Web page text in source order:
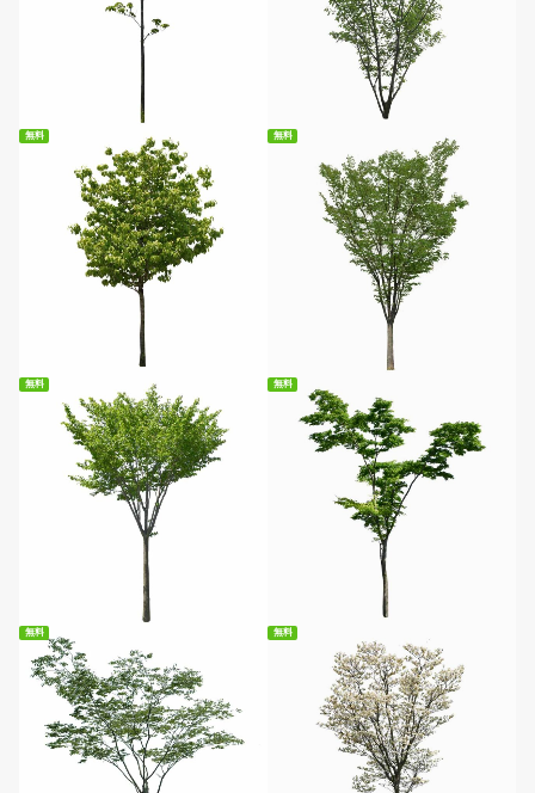
無料ダウンロード
無料
無料ダウンロード
無料
無料ダウンロード
無料
無料ダウンロード
無料
無料ダウンロード
無料 無料